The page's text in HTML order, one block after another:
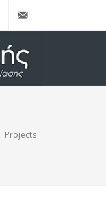
(+30)info@kamxis.gr
Projects